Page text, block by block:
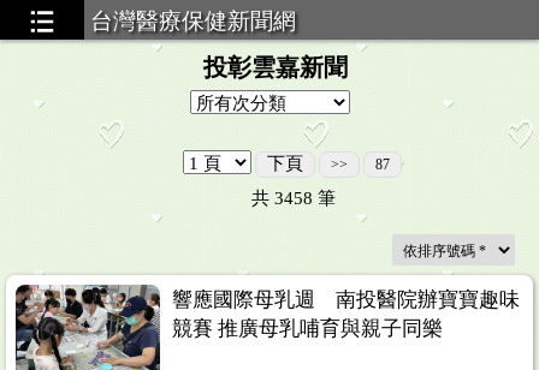
台灣醫療保健新聞網
投彰雲嘉新聞
下頁 >> 87
共 3458 筆
響應國際母乳週 南投醫院辦寶寶趣味
競賽 推廣母乳哺育與親子同樂